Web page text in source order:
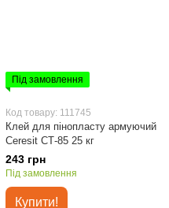
Під замовлення
Код товару: 111745
Клей для пінопласту армуючий
Ceresit СТ-85 25 кг
243 грн
Під замовлення
Купити!